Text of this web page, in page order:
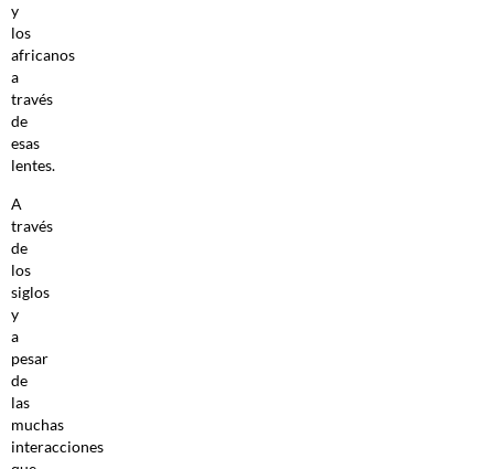
y
los
africanos
a
través
de
esas
lentes.
A
través
de
los
siglos
y
a
pesar
de
las
muchas
interacciones